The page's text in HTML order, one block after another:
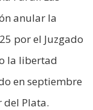
anular la
por el Juzgado
la libertad
en septiembre
del Plata.